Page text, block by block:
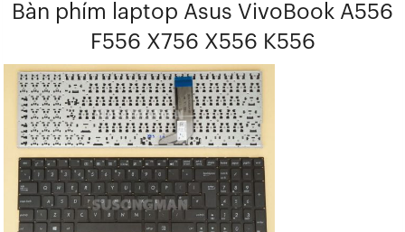
Bàn phím laptop Asus VivoBook A556
F556 X756 X556 K556